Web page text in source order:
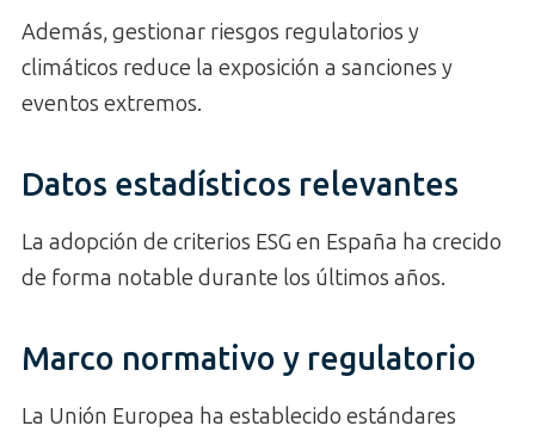
Además, gestionar riesgos regulatorios y
climáticos reduce la exposición a sanciones y
eventos extremos.
Datos estadísticos relevantes
La adopción de criterios ESG en España ha crecido
de forma notable durante los últimos años.
Marco normativo y regulatorio
La Unión Europea ha establecido estándares